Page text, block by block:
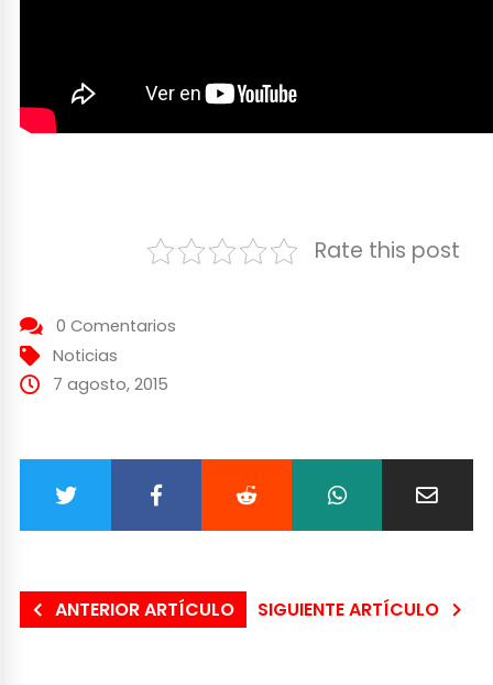
Rate this post
0 Comentarios
Noticias
7 agosto, 2015
ANTERIOR ARTÍCULO SIGUIENTE ARTÍCULO